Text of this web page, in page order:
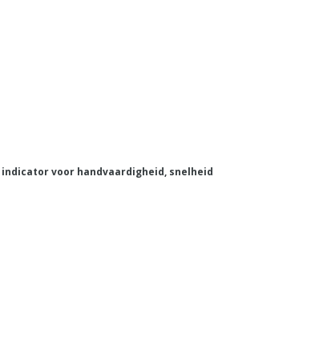
indicator voor handvaardigheid, snelheid